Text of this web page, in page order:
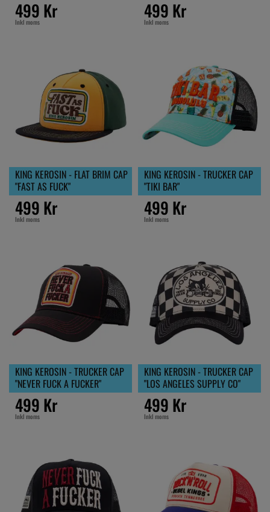
499 Kr
Inkl moms 499 Kr
Inkl moms
KING KEROSIN - FLAT BRIM CAP
"FAST AS FUCK"
499 Kr
Inkl moms
KING KEROSIN - TRUCKER CAP
"TIKI BAR"
499 Kr
Inkl moms
KING KEROSIN - TRUCKER CAP
"NEVER FUCK A FUCKER"
499 Kr
Inkl moms
KING KEROSIN - TRUCKER CAP
"LOS ANGELES SUPPLY CO"
499 Kr
Inkl moms